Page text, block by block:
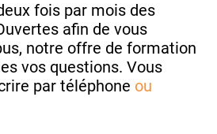
fois par mois des
afin de vous
notre offre de formation
vos questions. Vous
par téléphone ou